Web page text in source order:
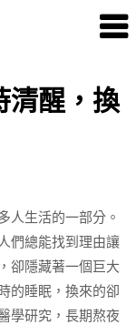
清醒，換
人生活的一部分。
們總能找到理由讓
卻隱藏著一個巨大
的睡眠，換來的卻
學研究，長期熬夜